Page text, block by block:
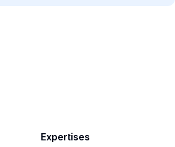
Expertises